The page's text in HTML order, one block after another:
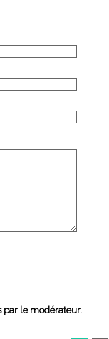
par le modérateur.